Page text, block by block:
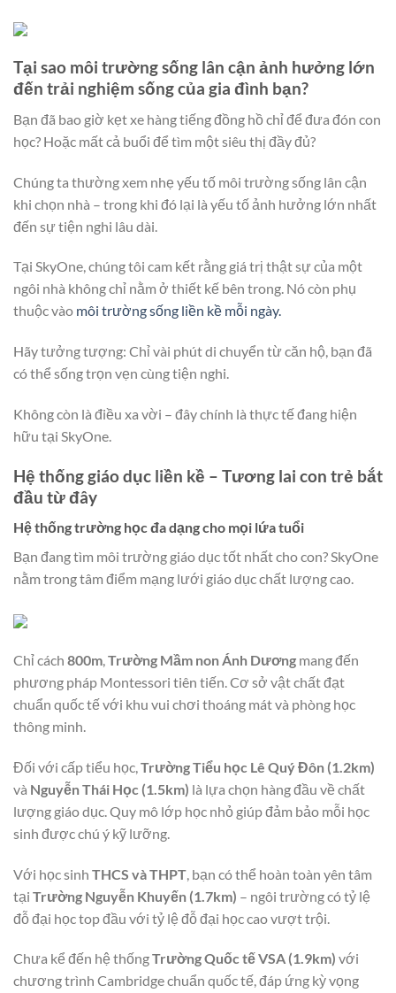
Tại sao môi trường sống lân cận ảnh hưởng lớn
đến trải nghiệm sống của gia đình bạn?
Bạn đã bao giờ kẹt xe hàng tiếng đồng hồ chỉ để đưa đón con
học? Hoặc mất cả buổi để tìm một siêu thị đầy đủ?
Chúng ta thường xem nhẹ yếu tố môi trường sống lân cận
khi chọn nhà – trong khi đó lại là yếu tố ảnh hưởng lớn nhất
đến sự tiện nghi lâu dài.
Tại SkyOne, chúng tôi cam kết rằng giá trị thật sự của một
ngôi nhà không chỉ nằm ở thiết kế bên trong. Nó còn phụ
thuộc vào môi trường sống liền kề mỗi ngày.
Hãy tưởng tượng: Chỉ vài phút di chuyển từ căn hộ, bạn đã
có thể sống trọn vẹn cùng tiện nghi.
Không còn là điều xa vời – đây chính là thực tế đang hiện
hữu tại SkyOne.
Hệ thống giáo dục liền kề – Tương lai con trẻ bắt
đầu từ đây
Hệ thống trường học đa dạng cho mọi lứa tuổi
Bạn đang tìm môi trường giáo dục tốt nhất cho con? SkyOne
nằm trong tâm điểm mạng lưới giáo dục chất lượng cao.
Chỉ cách 800m,Trường Mầm non Ánh Dương mang đến
phương pháp Montessori tiên tiến. Cơ sở vật chất đạt
chuẩn quốc tế với khu vui chơi thoáng mát và phòng học
thông minh.
Đối với cấp tiểu học, Trường Tiểu học Lê Quý Đôn (1.2km)
và Nguyễn Thái Học (1.5km) là lựa chọn hàng đầu về chất
lượng giáo dục. Quy mô lớp học nhỏ giúp đảm bảo mỗi học
sinh được chú ý kỹ lưỡng.
Với học sinh THCS và THPT , bạn có thể hoàn toàn yên tâm
tại Trường Nguyễn Khuyến (1.7km) – ngôi trường có tỷ lệ
đỗ đại học top đầu với tỷ lệ đỗ đại học cao vượt trội.
Chưa kể đến hệ thốngTrường Quốc tế VSA (1.9km) với
chương trình Cambridge chuẩn quốc tế, đáp ứng kỳ vọng